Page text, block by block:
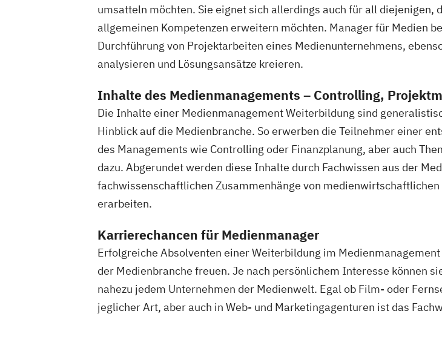
umsatteln möchten. Sie eignet sich allerdings auch für all diejenigen,
allgemeinen Kompetenzen erweitern möchten. Manager für Medien
Durchführung von Projektarbeiten eines Medienunternehmens,
analysieren und Lösungsansätze kreieren.
Inhalte des Medienmanagements – Controlling,
Die Inhalte einer Medienmanagement Weiterbildung sind
Hinblick auf die Medienbranche. So erwerben die Teilnehmer einer
des Managements wie Controlling oder Finanzplanung, aber auch
dazu. Abgerundet werden diese Inhalte durch Fachwissen aus der
fachwissenschaftlichen Zusammenhänge von
erarbeiten.
Karrierechancen für Medienmanager
Erfolgreiche Absolventen einer Weiterbildung im
der Medienbranche freuen. Je nach persönlichem Interesse können
nahezu jedem Unternehmen der Medienwelt. Egal ob Film- oder
jeglicher Art, aber auch in Web- und Marketingagenturen ist das